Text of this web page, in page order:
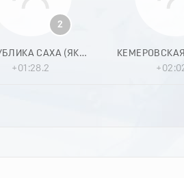
2
РЕСПУБЛИКА САХА (ЯКУТИЯ) - 1
+01:28.2